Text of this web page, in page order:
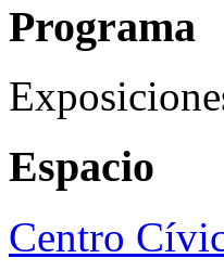
Programa
Espacio
Centro